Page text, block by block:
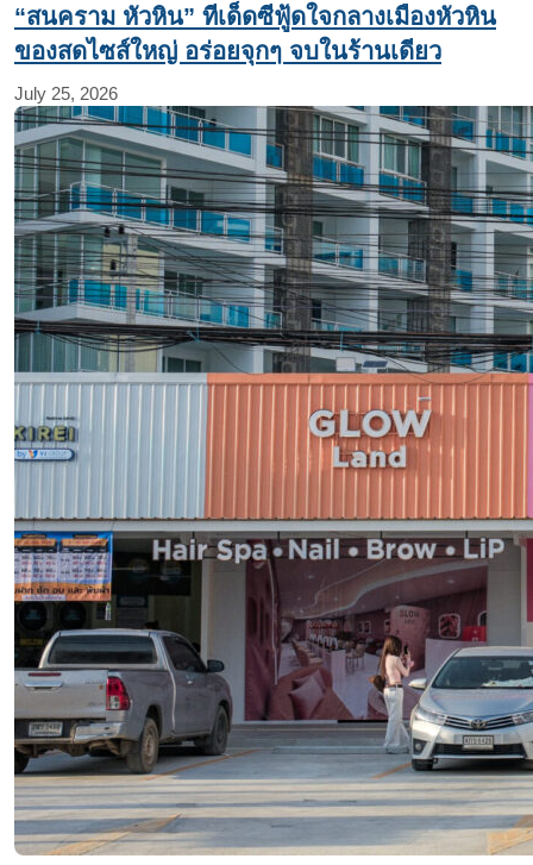
“สนคราม หัวหิน” ทีเด็ดซีฟู้ดใจกลางเมืองหัวหิน
ของสดไซส์ใหญ่ อร่อยจุกๆ จบในร้านเดียว
July 25, 2026